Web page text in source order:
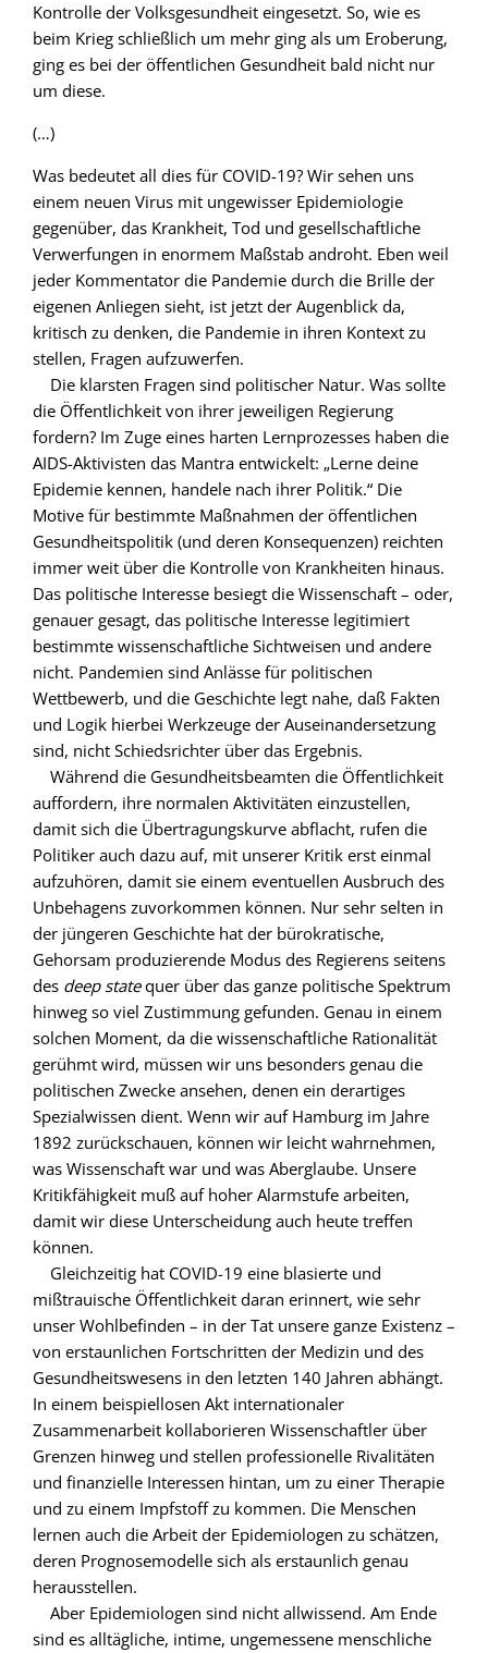
Kontrolle der Volksgesundheit eingesetzt. So, wie es
beim Krieg schließlich um mehr ging als um Eroberung,
ging es bei der öffentlichen Gesundheit bald nicht nur
um diese.
(…)
Was bedeutet all dies für COVID-19? Wir sehen uns
einem neuen Virus mit ungewisser Epidemiologie
gegenüber, das Krankheit, Tod und gesellschaftliche
Verwerfungen in enormem Maßstab androht. Eben weil
jeder Kommentator die Pandemie durch die Brille der
eigenen Anliegen sieht, ist jetzt der Augenblick da,
kritisch zu denken, die Pandemie in ihren Kontext zu
stellen, Fragen aufzuwerfen.
Die klarsten Fragen sind politischer Natur. Was sollte
die Öffentlichkeit von ihrer jeweiligen Regierung
fordern? Im Zuge eines harten Lernprozesses haben die
AIDS-Aktivisten das Mantra entwickelt: „Lerne deine
Epidemie kennen, handele nach ihrer Politik.“ Die
Motive für bestimmte Maßnahmen der öffentlichen
Gesundheitspolitik (und deren Konsequenzen) reichten
immer weit über die Kontrolle von Krankheiten hinaus.
Das politische Interesse besiegt die Wissenschaft – oder,
genauer gesagt, das politische Interesse legitimiert
bestimmte wissenschaftliche Sichtweisen und andere
nicht. Pandemien sind Anlässe für politischen
Wettbewerb, und die Geschichte legt nahe, daß Fakten
und Logik hierbei Werkzeuge der Auseinandersetzung
sind, nicht Schiedsrichter über das Ergebnis.
Während die Gesundheitsbeamten die Öffentlichkeit
auffordern, ihre normalen Aktivitäten einzustellen,
damit sich die Übertragungskurve abflacht, rufen die
Politiker auch dazu auf, mit unserer Kritik erst einmal
aufzuhören, damit sie einem eventuellen Ausbruch des
Unbehagens zuvorkommen können. Nur sehr selten in
der jüngeren Geschichte hat der bürokratische,
Gehorsam produzierende Modus des Regierens seitens
des deep statequer über das ganze politische Spektrum
hinweg so viel Zustimmung gefunden. Genau in einem
solchen Moment, da die wissenschaftliche Rationalität
gerühmt wird, müssen wir uns besonders genau die
politischen Zwecke ansehen, denen ein derartiges
Spezialwissen dient. Wenn wir auf Hamburg im Jahre
1892 zurückschauen, können wir leicht wahrnehmen,
was Wissenschaft war und was Aberglaube. Unsere
Kritikfähigkeit muß auf hoher Alarmstufe arbeiten,
damit wir diese Unterscheidung auch heute treffen
können.
Gleichzeitig hat COVID-19 eine blasierte und
mißtrauische Öffentlichkeit daran erinnert, wie sehr
unser Wohlbefinden – in der Tat unsere ganze Existenz –
von erstaunlichen Fortschritten der Medizin und des
Gesundheitswesens in den letzten 140 Jahren abhängt.
In einem beispiellosen Akt internationaler
Zusammenarbeit kollaborieren Wissenschaftler über
Grenzen hinweg und stellen professionelle Rivalitäten
und finanzielle Interessen hintan, um zu einer Therapie
und zu einem Impfstoff zu kommen. Die Menschen
lernen auch die Arbeit der Epidemiologen zu schätzen,
deren Prognosemodelle sich als erstaunlich genau
herausstellen.
Aber Epidemiologen sind nicht allwissend. Am Ende
sind es alltägliche, intime, ungemessene menschliche